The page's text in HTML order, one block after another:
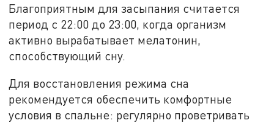
Благоприятным для засыпания считается
период с 22:00 до 23:00, когда организм
активно вырабатывает мелатонин,
способствующий сну.
Для восстановления режима сна
рекомендуется обеспечить комфортные
условия в спальне: регулярно проветривать